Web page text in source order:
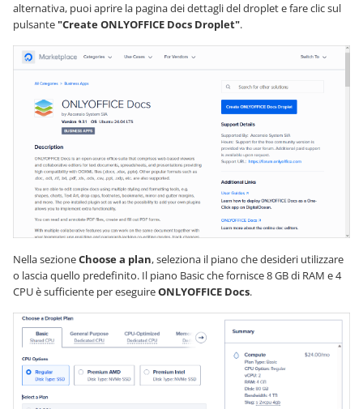
alternativa, puoi aprire la pagina dei dettagli del droplet e fare clic sul
pulsante"Create ONLYOFFICE Docs Droplet".
Nella sezioneChoose a plan, seleziona il piano che desideri utilizzare
o lascia quello predefinito. Il piano Basic che fornisce 8 GB di RAM e 4
CPU è sufficiente per eseguireONLYOFFICE Docs.